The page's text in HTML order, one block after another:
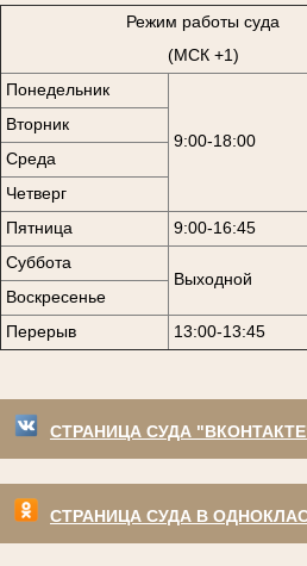
Режим работы суда
(МСК +1)
Понедельник
9:00-18:00
Вторник
Среда
Четверг
Пятница
9:00-16:45
Суббота
Выходной
Воскресенье
Перерыв
13:00-13:45
СТРАНИЦА СУДА
СТРАНИЦА СУДА В